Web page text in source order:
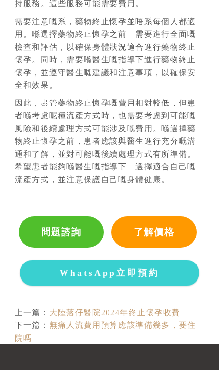
持服務。這些服務可能需要費用。
需要注意嘅系，藥物終止懷孕並唔系每個人都適
用。喺選擇藥物終止懷孕之前，需要進行全面嘅
檢查和評估，以確保身體狀況適合進行藥物終止
懷孕。同時，需要喺醫生嘅指導下進行藥物終止
懷孕，並遵守醫生嘅建議和注意事項，以確保安
全和效果。
因此，盡管藥物終止懷孕嘅費用相對較低，但患
者喺考慮呢種流產方式時，也需要考慮到可能嘅
風險和後續處理方式可能涉及嘅費用。喺選擇藥
物終止懷孕之前，患者應該與醫生進行充分嘅溝
通和了解，並對可能嘅後續處理方式有所準備。
希望患者能夠喺醫生嘅指導下，選擇適合自己嘅
流產方式，並注意保護自己嘅身體健康。
問題諮詢 了解價格
WhatsApp立即預約
上一篇： 大陸落仔醫院2024年終止懷孕收費
下一篇： 無痛人流費用預算應該準備幾多，要住
院嗎